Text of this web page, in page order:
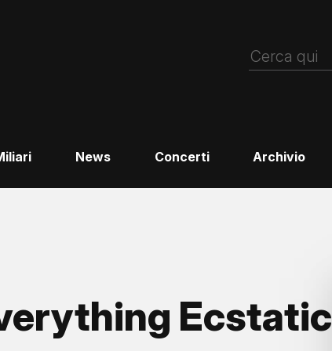
News Concerti Archivio
Ecstatic